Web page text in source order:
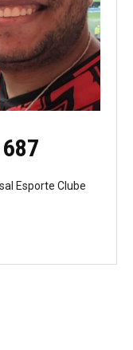
Esporte Clube